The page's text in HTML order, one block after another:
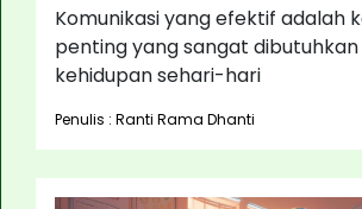
Komunikasi yang efektif adalah
penting yang sangat
kehidupan sehari-hari
Penulis : Ranti Rama Dhanti